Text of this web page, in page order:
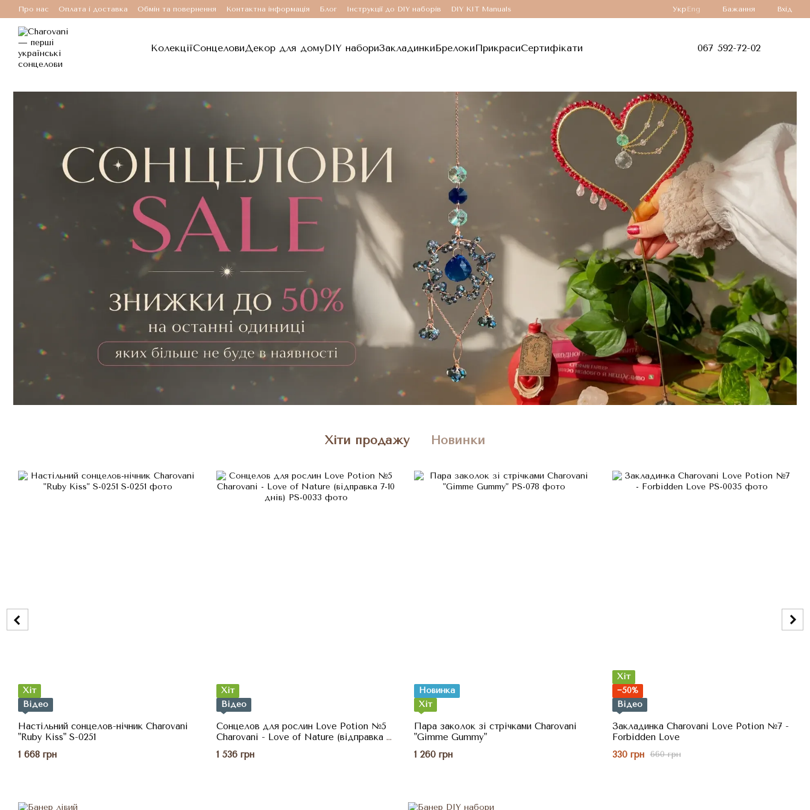
Перейти до основного контенту
Про нас Оплата і доставка Обмін та повернення Контактна інформація Блог Інструкції до DIY наборів DIY KIT Manuals Укр Eng Бажання Вхід
КолекціїСонцеловиДекор для домуDIY набориЗакладинкиБрелокиПрикрасиСертифікати 067 592-72-02
Хіти продажу Новинки
Хіт
Відео
Настільний сонцелов-нічник Charovani
"Ruby Kiss" S-0251
1 668 грн
Хіт
Відео
Сонцелов для рослин Love Potion №5
Charovani - Love of Nature (відправка 7-
10 днів)
1 536 грн
Новинка
Хіт
Пара заколок зі стрічками Charovani
"Gimme Gummy"
1 260 грн
Хіт
−50%
Відео
Закладинка Charovani Love Potion №7 -
Forbidden Love
660 грн
330 грн